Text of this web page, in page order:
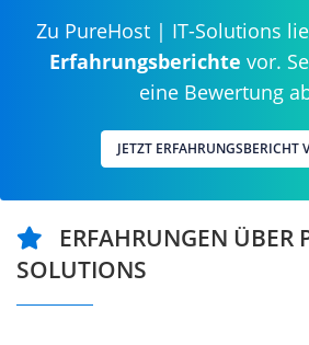
Zu PureHost | IT-Solutions
Erfahrungsberichte vor.
eine Bewertung
JETZT ERFAHRUNGSBERICHT
ERFAHRUNGEN ÜBER
SOLUTIONS